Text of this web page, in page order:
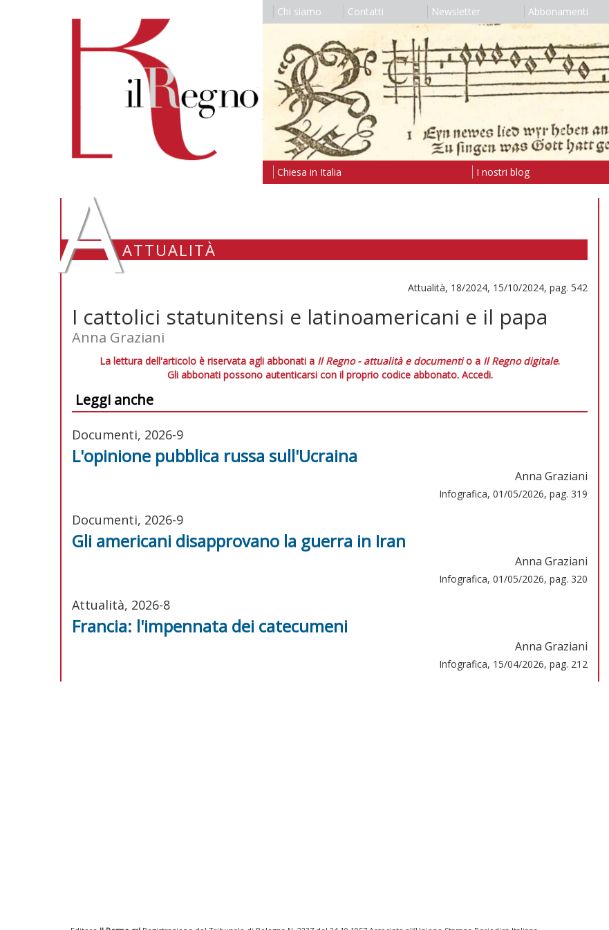
Chi siamo Contatti Newsletter Abbonamenti
Chiesa in Italia I nostri blog
AATTUALITÀ
Attualità, 18/2024, 15/10/2024, pag. 542
I cattolici statunitensi e latinoamericani e il papa
Anna Graziani
La lettura dell'articolo è riservata agli abbonati a Il Regno - attualità e documentio a Il Regno digitale.
Gli abbonati possono autenticarsi con il proprio codice abbonato. Accedi.
Leggi anche
Documenti, 2026-9
L'opinione pubblica russa sull'Ucraina
Anna Graziani
Infografica, 01/05/2026, pag. 319
Documenti, 2026-9
Gli americani disapprovano la guerra in Iran
Anna Graziani
Infografica, 01/05/2026, pag. 320
Attualità, 2026-8
Francia: l'impennata dei catecumeni
Anna Graziani
Infografica, 15/04/2026, pag. 212